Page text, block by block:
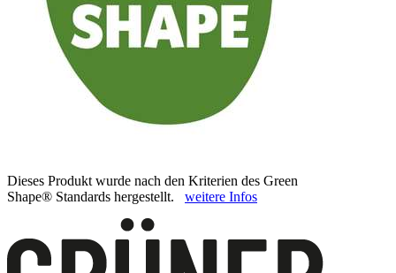
Dieses Produkt wurde nach den Kriterien des Green
Shape® Standards hergestellt. weitere Infos